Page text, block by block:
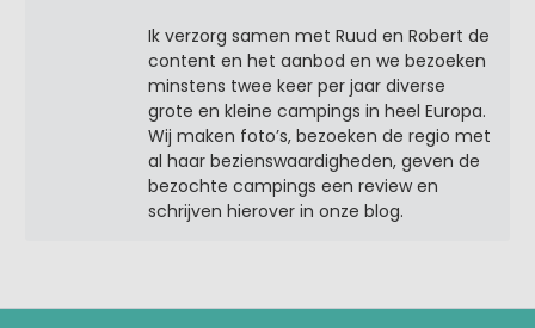
Ik verzorg samen met Ruud en Robert de
content en het aanbod en we bezoeken
minstens twee keer per jaar diverse
grote en kleine campings in heel Europa.
Wij maken foto’s, bezoeken de regio met
al haar bezienswaardigheden, geven de
bezochte campings een review en
schrijven hierover in onze blog.